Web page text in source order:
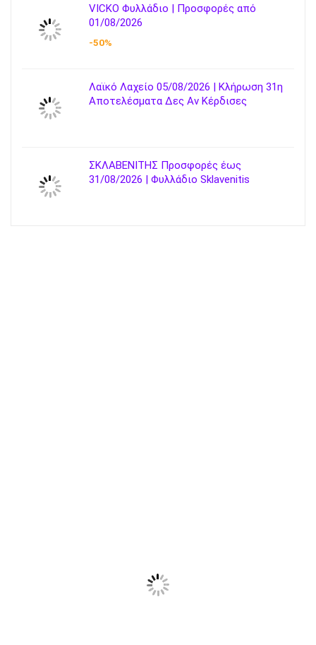
VICKO Φυλλάδιο | Προσφορές από
01/08/2026
-50%
Λαϊκό Λαχείο 05/08/2026 | Κλήρωση 31η
Αποτελέσματα Δες Αν Κέρδισες
ΣΚΛΑΒΕΝΙΤΗΣ Προσφορές έως
31/08/2026 | Φυλλάδιο Sklavenitis